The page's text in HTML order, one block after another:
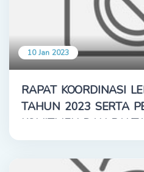
10 Jan 2023
RAPAT KOORDINASI
TAHUN 2023 SERTA
KOMITMEN DAN